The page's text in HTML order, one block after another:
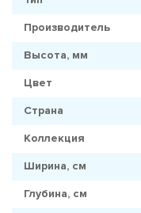
Производитель
Высота, мм
Цвет
Страна
Коллекция
Ширина, см
Глубина, см